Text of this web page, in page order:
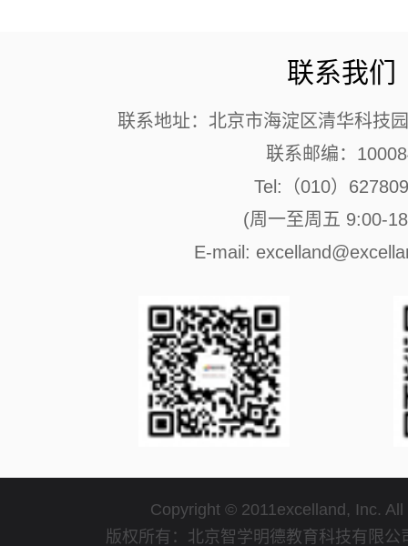
联系我们
联系地址：北京市海淀区清华科技
联系邮编：
Tel:（010）
(周一至周五 9:00-
E-mail:
Copyright © 2011excelland, Inc.
版权所有：北京智学明德教育科技有限